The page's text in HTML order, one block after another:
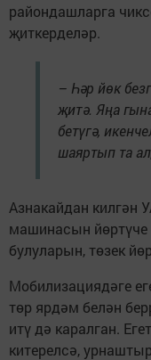
райондашларга
җиткерделәр.
– Һәр йөк
җитә. Яңа
бетүгә,
шаяртып та
Азнакайдан килгән
машинасын йөртүче
булуларын, төзек
Мобилизациядәге
төр ярдәм белән
итү дә каралган.
китерелсә,